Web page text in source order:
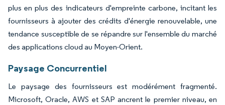
plus en plus des indicateurs d'empreinte carbone, incitant les
fournisseurs à ajouter des crédits d'énergie renouvelable, une
tendance susceptible de se répandre sur l'ensemble du marché
des applications cloud au Moyen-Orient.
Paysage Concurrentiel
Le paysage des fournisseurs est modérément fragmenté.
Microsoft, Oracle, AWS et SAP ancrent le premier niveau, en